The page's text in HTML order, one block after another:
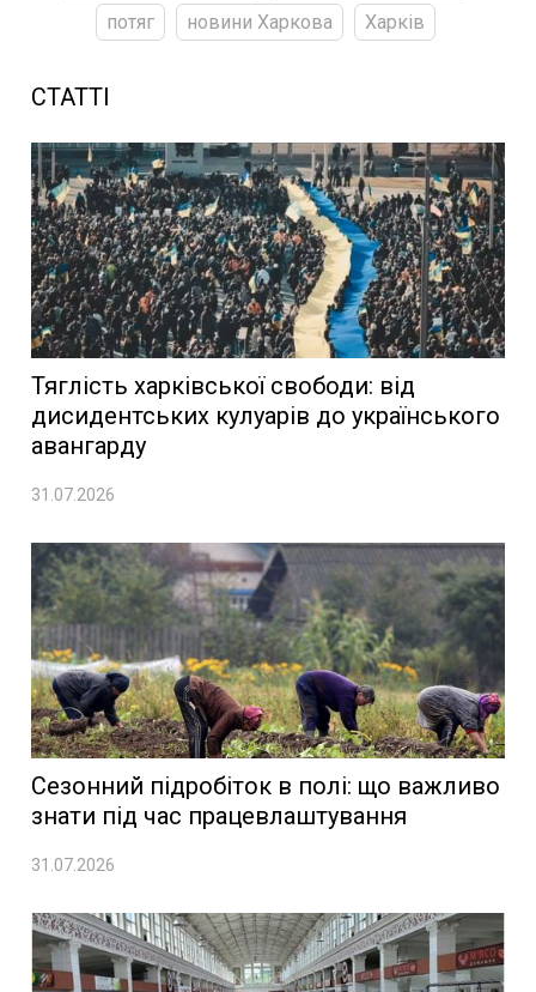
потяг
новини Харкова Харків
СТАТТІ
Тяглість харківської свободи: від
дисидентських кулуарів до українського
авангарду
31.07.2026
Сезонний підробіток в полі: що важливо
знати під час працевлаштування
31.07.2026